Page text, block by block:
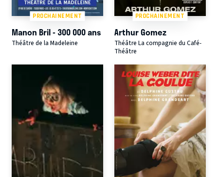
PROCHAINEMENT
Manon Bril - 300 000 ans
Théâtre de la Madeleine
PROCHAINEMENT
Arthur Gomez
Théâtre La compagnie du Café-
Théâtre